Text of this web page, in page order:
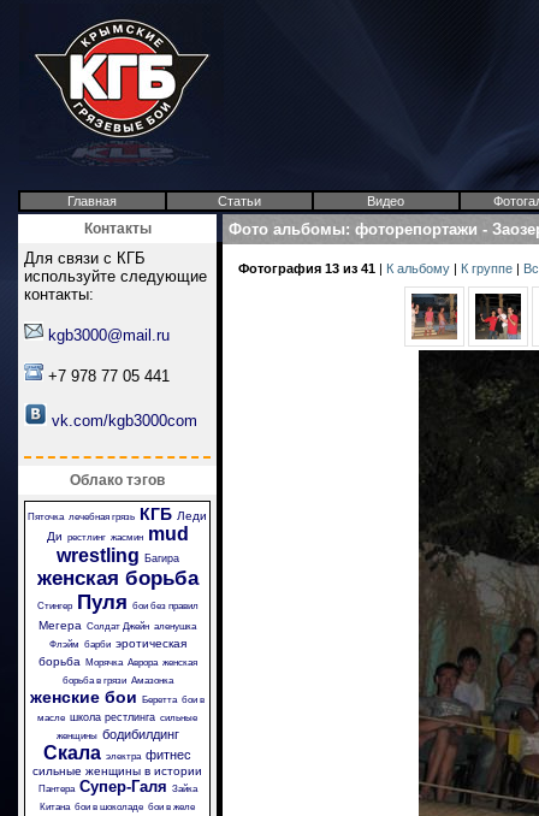
Главная Статьи Видео
Контакты
Для связи с КГБ
используйте следующие
контакты:
kgb3000@mail.ru
+7 978 77 05 441
vk.com/kgb3000com
Облако тэгов
Пяточка лечебная грязь КГБ Леди
Ди рестлинг жасмин
mud
wrestling Багира
женская борьба
Стингер Пуля бои без правил
Мегера Солдат Джейн аленушка
Флэйм барби эротическая
борьба
Морячка Аврора женская
борьба в грязи Амазонка
женские бои Беретта бои в
масле школа рестлинга сильные
женщины бодибилдинг
Скала электра фитнес
сильные женщины в истории
Пантера Супер-Галя Зайка
Китана бои в шоколаде бои в желе
Фото альбомы: фоторепортажи -
Фотография 13 из 41 | К альбому | К группе |